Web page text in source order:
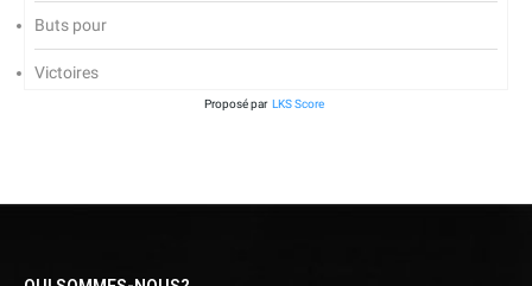
Buts pour
Victoires
Proposé par LKS Score